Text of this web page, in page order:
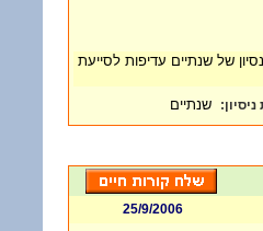
של שנתיים עדיפות לסייעת
: שנתיים
25/9/2006